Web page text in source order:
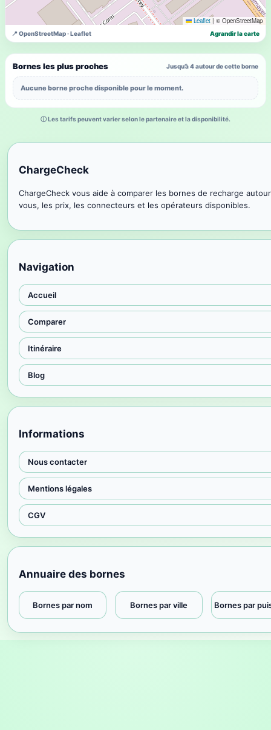
Leaflet | © OpenStreetMap
📍 OpenStreetMap · Leaflet Agrandir la carte
Bornes les plus proches Jusqu’à 4 autour de cette borne
Aucune borne proche disponible pour le moment.
ⓘ Les tarifs peuvent varier selon le partenaire et la disponibilité.
ChargeCheck
ChargeCheck vous aide à comparer les bornes de recharge
vous, les prix, les connecteurs et les opérateurs disponibles.
Navigation
Accueil
Comparer
Itinéraire
Blog
Informations
Nous contacter
Mentions légales
CGV
Annuaire des bornes
Bornes par nom Bornes par ville Bornes par